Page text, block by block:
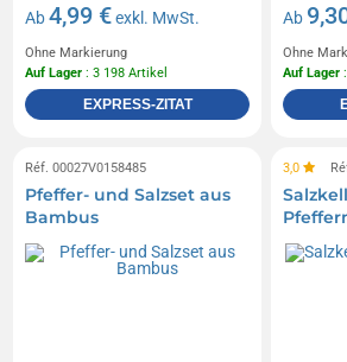
Ab4,99 €exkl. MwSt.
Ohne Markierung
Auf Lager : 3 198 Artikel
EXPRESS-ZITAT
Ab
Ohne
Auf Lager
Réf. 00027V0158485
Pfeffer- und Salzset aus
Bambus
3,0